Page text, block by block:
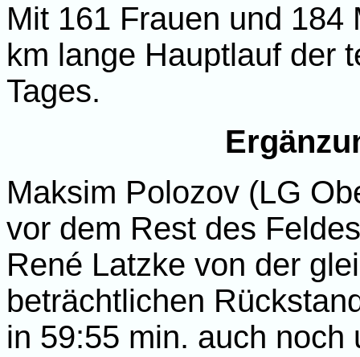
Mit 161 Frauen und
km lange Hauptlauf der
Tages.
Maksim Polozov (LG
vor dem Rest des
René Latzke von der
beträchtlichen
in 59:55 min. auch noch